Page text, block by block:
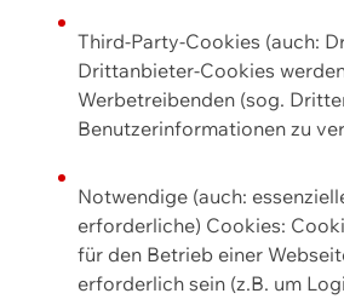
Third-Party-Cookies (auch:
Drittanbieter-Cookies
Werbetreibenden (sog.
Benutzerinformationen zu
Notwendige (auch:
erforderliche) Cookies:
für den Betrieb einer
erforderlich sein (z.B. um